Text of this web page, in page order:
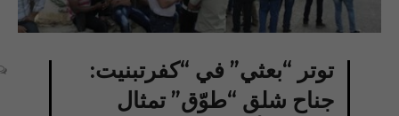
توتر “بعثي” في “كفرتبنيت:
جناح شلق “طوّق” تمثال